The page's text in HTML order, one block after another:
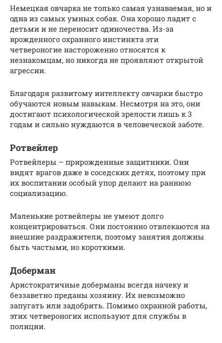
Немецкая овчарка не только самая узнаваемая, но и
одна из самых умных собак. Она хорошо ладит с
детьми и не переносит одиночества. Из-за
врожденного охранного инстинкта эти
четвероногие настороженно относятся к
незнакомцам, но никогда не проявляют открытой
агрессии.
Благодаря развитому интеллекту овчарки быстро
обучаются новым навыкам. Несмотря на это, они
достигают психологической зрелости лишь к 3
годам и сильно нуждаются в человеческой заботе.
Ротвейлер
Ротвейлеры – прирожденные защитники. Они
видят врагов даже в соседских детях, поэтому при
их воспитании особый упор делают на раннюю
социализацию.
Маленькие ротвейлеры не умеют долго
концентрироваться. Они постоянно отвлекаются на
внешние раздражители, поэтому занятия должны
быть частыми, но короткими.
Доберман
Аристократичные доберманы всегда начеку и
беззаветно преданы хозяину. Их невозможно
запугать или задобрить. Помимо охранной работы,
этих четвероногих используют для службы в
полиции.